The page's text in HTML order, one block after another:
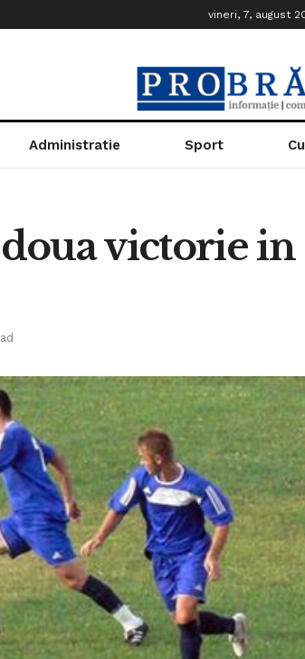
vineri, 7, august
Administratie Sport
victorie in